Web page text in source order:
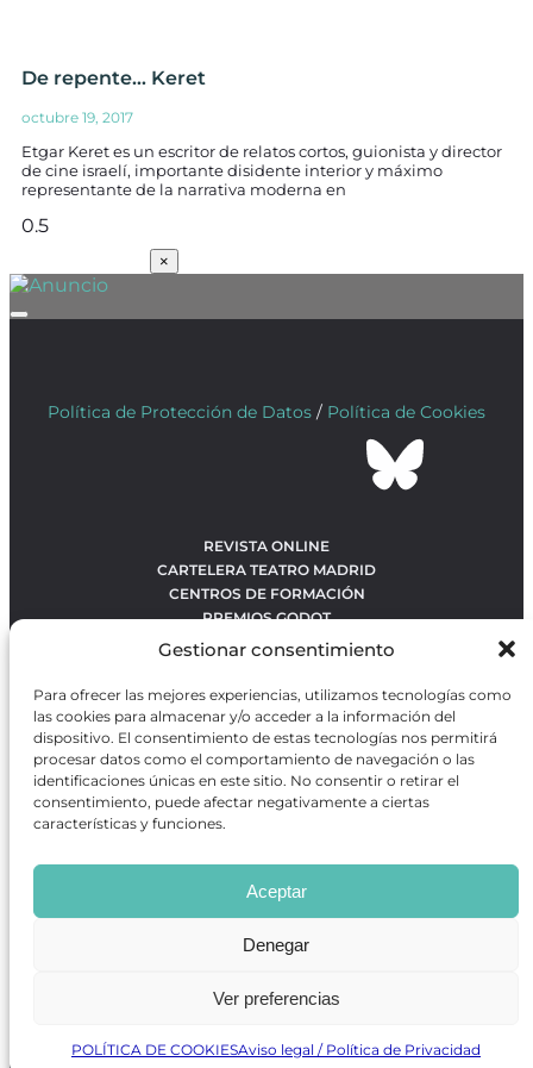
Gestionar consentimiento
Para ofrecer las mejores experiencias, utilizamos tecnologías como
las cookies para almacenar y/o acceder a la información del
dispositivo. El consentimiento de estas tecnologías nos permitirá
procesar datos como el comportamiento de navegación o las
identificaciones únicas en este sitio. No consentir o retirar el
consentimiento, puede afectar negativamente a ciertas
características y funciones.
Aceptar
Denegar
Ver preferencias
POLÍTICA DE COOKIESAviso legal / Política de Privacidad
De repente… Keret
octubre 19, 2017
Etgar Keret es un escritor de relatos cortos, guionista y director
de cine israelí, importante disidente interior y máximo
representante de la narrativa moderna en
×
Política de Protección de Datos / Política de Cookies
REVISTA ONLINE
CARTELERA TEATRO MADRID
CENTROS DE FORMACIÓN
PREMIOS GODOT
CONTACTO
OBRAS MÁS VOTADAS
RANKING MEJORES OBRAS
BÚSQUEDA AVANZADA DE OBRAS
Revista GODOTes una revista independiente especializada
en información sobre artes escénicas de Madrid, gratuita y
que se distribuye en espacios escénicos, además de otros
puntos de interés turístico y de ocio de la capital.
Desarrollado por Precise Future